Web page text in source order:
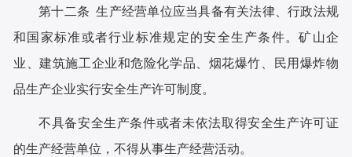
第十二条 生产经营单位应当具备有关法律、行政法规
和国家标准或者行业标准规定的安全生产条件。矿山企
业、建筑施工企业和危险化学品、烟花爆竹、民用爆炸物
品生产企业实行安全生产许可制度。
不具备安全生产条件或者未依法取得安全生产许可证
的生产经营单位，不得从事生产经营活动。